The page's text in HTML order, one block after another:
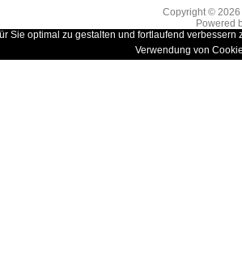
Copyright ©
Powered
Sie optimal zu gestalten und fortlaufend
Verwendung von